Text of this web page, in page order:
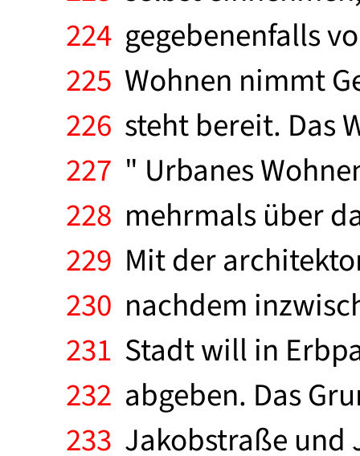
224 gegebenenfalls
225 Wohnen nimmt
226 steht bereit. Das
227 " Urbanes
228 mehrmals über
229 Mit der
230 nachdem
231 Stadt will in
232 abgeben. Das
233 Jakobstraße und